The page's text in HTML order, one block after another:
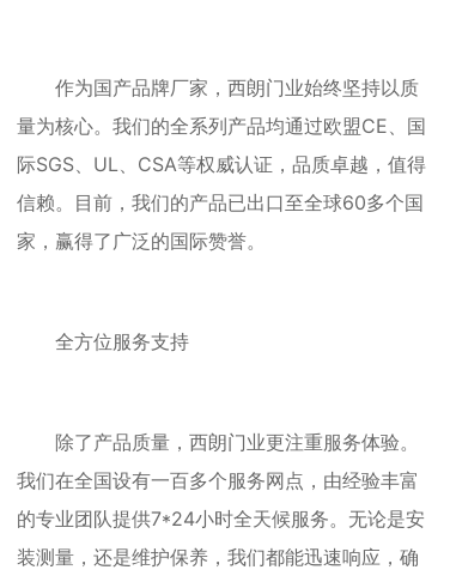
作为国产品牌厂家，西朗门业始终坚持以质
量为核心。我们的全系列产品均通过欧盟CE、国
际SGS、UL、CSA等权威认证，品质卓越，值得
信赖。目前，我们的产品已出口至全球60多个国
家，赢得了广泛的国际赞誉。
全方位服务支持
除了产品质量，西朗门业更注重服务体验。
我们在全国设有一百多个服务网点，由经验丰富
的专业团队提供7*24小时全天候服务。无论是安
装测量，还是维护保养，我们都能迅速响应，确